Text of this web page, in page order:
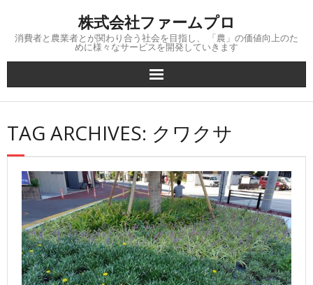
content
株式会社ファームプロ
消費者と農業者とが関わり合う社会を目指し、 「農」の価値向上のた
めに様々なサービスを開発していきます
TAG ARCHIVES: クワクサ